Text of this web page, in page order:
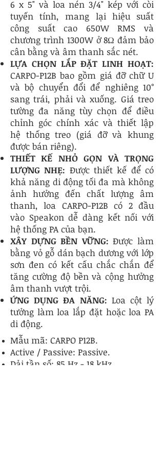
6 x 5" và loa nén 3/4" kép với còi
tuyến tính, mang lại hiệu suất
công suất cao 650W RMS và
chương trình 1300W ở 8Ω đảm bảo
cân bằng và âm thanh sắc nét.
LỰA CHỌN LẮP ĐẶT LINH HOẠT:
CARPO-P12B bao gồm giá đỡ chữ U
và bộ chuyển đổi để nghiêng 10°
sang trái, phải và xuống. Giá treo
tường đa năng tùy chọn để điều
chỉnh góc chính xác và thiết lập
hệ thống treo (giá đỡ và khung
được bán riêng).
THIẾT KẾ NHỎ GỌN VÀ TRỌNG
LƯỢNG NHẸ: Được thiết kế để có
khả năng di động tối đa mà không
ảnh hưởng đến chất lượng âm
thanh, loa CARPO-P12B có 2 đầu
vào Speakon dễ dàng kết nối với
hệ thống PA của bạn.
XÂY DỰNG BỀN VỮNG: Được làm
bằng vỏ gỗ dán bạch dương với lớp
sơn đen có kết cấu chắc chắn để
tăng cường độ bền và cộng hưởng
âm thanh vượt trội.
ỨNG DỤNG ĐA NĂNG: Loa cột lý
tưởng làm loa lắp đặt hoặc loa PA
di động.
Mẫu mã: CARPO P12B.
Active / Passive: Passive.
Dải tần số: 85 Hz - 18 kHz.